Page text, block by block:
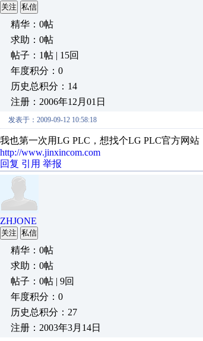
关注 私信
精华：0帖
求助：0帖
帖子：1帖 | 15回
年度积分：0
历史总积分：14
注册：2006年12月01日
发表于：2009-09-12 10:58:18
我也第一次用LG PLC，想找个LG PLC官方网
http://www.jinxincom.com
回复 引用 举报
ZHJONE
关注 私信
精华：0帖
求助：0帖
帖子：0帖 | 9回
年度积分：0
历史总积分：27
注册：2003年3月14日